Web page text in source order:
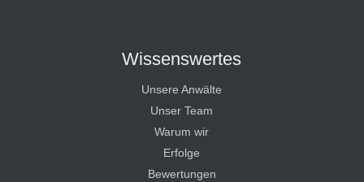
Wissenswertes
Unsere Anwälte
Unser Team
Warum wir
Erfolge
Bewertungen